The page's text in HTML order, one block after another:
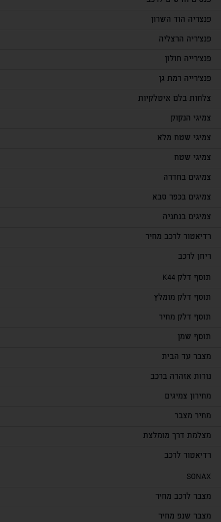
פנצריה הוד השרון
פנצ'ריה הרצליה
פנצ'רייה חולון
פנצ'רייה רמת גן
צלחות בלם איטלקיות
צמיגי הנקוק
צמיגי שטח מלא
צמיגי שטח
צמיגים בחדרה
צמיגים בכפר סבא
צמיגים בנתניה
רדיאטור לרכב מחיר
ריחן לרכב
תוסף דלק K44
תוסף דלק מומלץ
תוסף דלק מחיר
תוסף שמן
מצבר עד הבית
נורות אזהרה ברכב
מחירון צמיגים
מחיר מצבר
מצלמת דרך מומלצת
רדיאטור לרכב
SONAX
מצבר לרכב מחיר
מצבר שנפ מחיר